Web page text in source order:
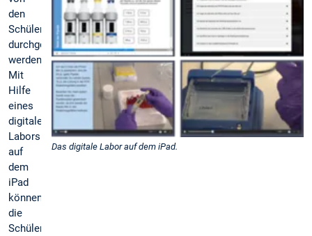
Das digitale Labor auf dem iPad.
den
Schüler*innen
durchgeführt
werden.
Mit
Hilfe
eines
digitalen
Labors
auf
dem
iPad
können
die
Schüler*innen